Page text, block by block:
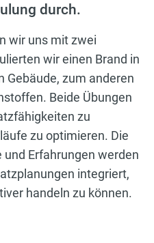
durch.
wir uns mit zwei
wir einen Brand in
zum anderen
Beide Übungen
zu
zu optimieren. Die
Erfahrungen werden
integriert,
handeln zu können.